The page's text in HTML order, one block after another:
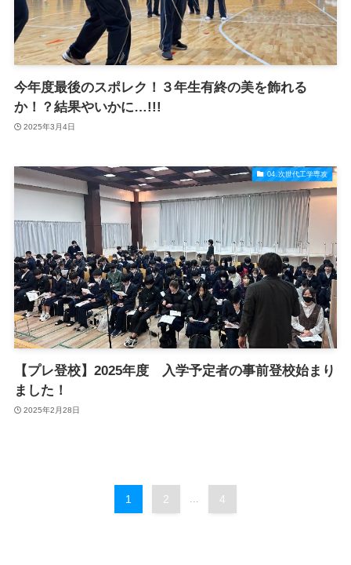
今年度最後のスポレク！３年生有終の美を飾れる
か！？結果やいかに…!!!
2025年3月4日
04.次世代工学専攻
【プレ登校】2025年度 入学予定者の事前登校始まり
ました！
2025年2月28日
1 2 ... 4